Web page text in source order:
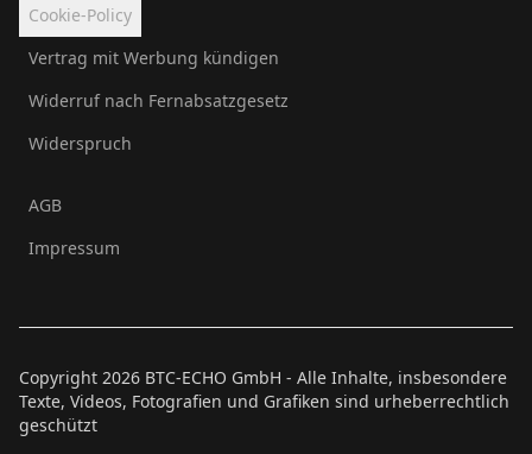
Cookie-Policy
Vertrag mit Werbung kündigen
Widerruf nach Fernabsatzgesetz
Widerspruch
AGB
Impressum
Copyright 2026 BTC-ECHO GmbH - Alle Inhalte, insbesondere
Texte, Videos, Fotografien und Grafiken sind urheberrechtlich
geschützt